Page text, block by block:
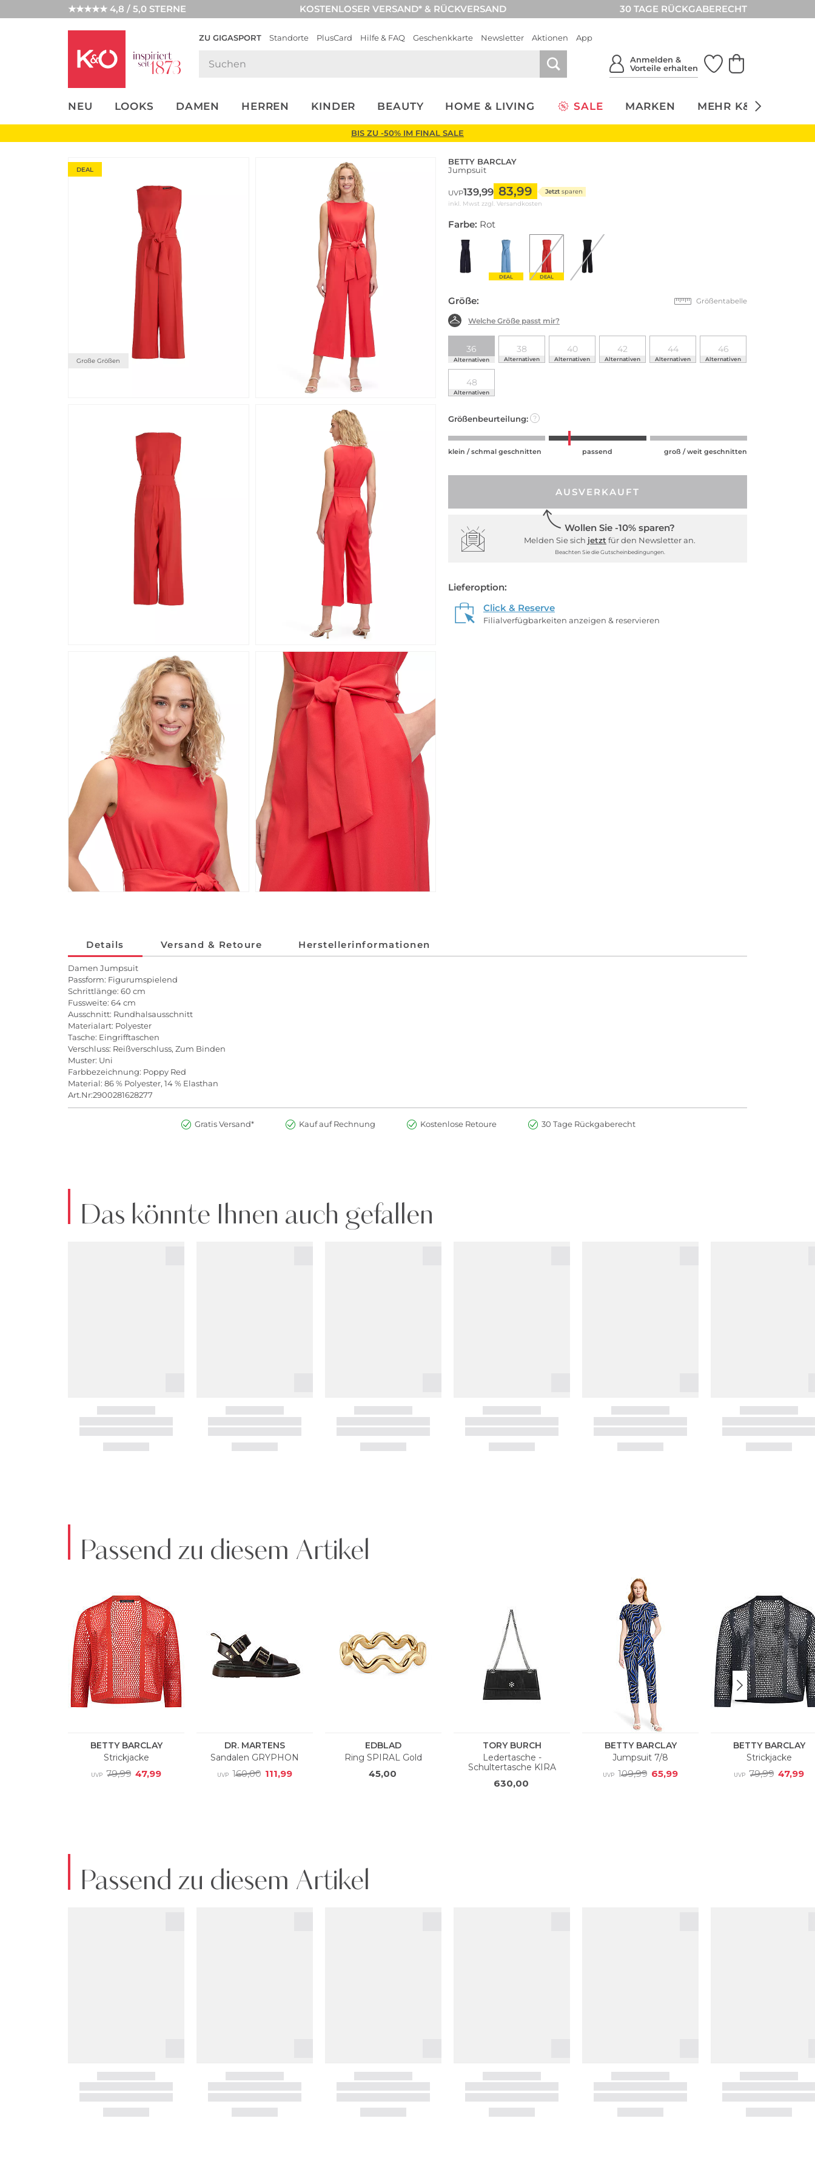
★★★★★ 4,8 / 5,0 STERNE KOSTENLOSER VERSAND* & RÜCKVERSAND 30 TAGE RÜCKGABERECHT
ZU GIGASPORT Standorte PlusCard Hilfe & FAQ Geschenkkarte Newsletter Aktionen App
Anmelden &
Vorteile erhalten
NEU LOOKS DAMEN HERREN KINDER BEAUTY HOME & LIVING SALE MARKEN MEHR K&Ö
UNSERE APP
CLICK &
BIS ZU -50% IM FINAL SALE
DEAL
Große Größen
BETTY BARCLAY
Jumpsuit
UVP139,99 83,99 Jetzt sparen
inkl. Mwst zzgl. Versandkosten
Farbe: Rot
DEAL DEAL
Größe: Größentabelle
Welche Größe passt mir?
36
Alternativen
38
Alternativen
40
Alternativen
42
Alternativen
44
Alternativen
46
Alternativen
48
Alternativen
Größenbeurteilung: ?
klein / schmal geschnitten passend groß / weit geschnitten
AUSVERKAUFT
Wollen Sie -10% sparen?
Melden Sie sich jetzt für den Newsletter an.
Beachten Sie die Gutscheinbedingungen.
Lieferoption:
Click & Reserve
Filialverfügbarkeiten anzeigen & reservieren
Details Versand & Retoure Herstellerinformationen
Damen Jumpsuit
Passform: Figurumspielend
Schrittlänge: 60 cm
Fussweite: 64 cm
Ausschnitt: Rundhalsausschnitt
Materialart: Polyester
Tasche: Eingrifftaschen
Verschluss: Reißverschluss, Zum Binden
Muster: Uni
Farbbezeichnung: Poppy Red
Material: 86 % Polyester, 14 % Elasthan
Art.Nr:2900281628277
Gratis Versand* Kauf auf Rechnung Kostenlose Retoure 30 Tage Rückgaberecht
Das könnte Ihnen auch gefallen
Passend zu diesem Artikel
Passend zu diesem Artikel